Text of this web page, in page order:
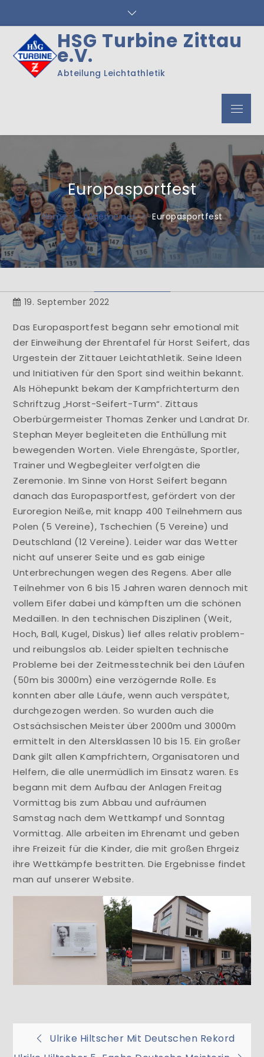
content
HSG Turbine Zittau
e.V.
Abteilung Leichtathletik
Menu
Europasportfest
Home Allgemeines Europasportfest
Herzlich Willkommen
Learn More
19. September 2022
Das Europasportfest begann sehr emotional mit
der Einweihung der Ehrentafel für Horst Seifert, das
Urgestein der Zittauer Leichtathletik. Seine Ideen
und Initiativen für den Sport sind weithin bekannt.
Als Höhepunkt bekam der Kampfrichterturm den
Schriftzug „Horst-Seifert-Turm“. Zittaus
Oberbürgermeister Thomas Zenker und Landrat Dr.
Stephan Meyer begleiteten die Enthüllung mit
bewegenden Worten. Viele Ehrengäste, Sportler,
Trainer und Wegbegleiter verfolgten die
Zeremonie. Im Sinne von Horst Seifert begann
danach das Europasportfest, gefördert von der
Euroregion Neiße, mit knapp 400 Teilnehmern aus
Polen (5 Vereine), Tschechien (5 Vereine) und
Deutschland (12 Vereine). Leider war das Wetter
nicht auf unserer Seite und es gab einige
Unterbrechungen wegen des Regens. Aber alle
Teilnehmer von 6 bis 15 Jahren waren dennoch mit
vollem Eifer dabei und kämpften um die schönen
Medaillen. In den technischen Disziplinen (Weit,
Hoch, Ball, Kugel, Diskus) lief alles relativ problem-
und reibungslos ab. Leider spielten technische
Probleme bei der Zeitmesstechnik bei den Läufen
(50m bis 3000m) eine verzögernde Rolle. Es
konnten aber alle Läufe, wenn auch verspätet,
durchgezogen werden. So wurden auch die
Ostsächsischen Meister über 2000m und 3000m
ermittelt in den Altersklassen 10 bis 15. Ein großer
Dank gilt allen Kampfrichtern, Organisatoren und
Helfern, die alle unermüdlich im Einsatz waren. Es
begann mit dem Aufbau der Anlagen Freitag
Vormittag bis zum Abbau und aufräumen
Samstag nach dem Wettkampf und Sonntag
Vormittag. Alle arbeiten im Ehrenamt und geben
ihre Freizeit für die Kinder, die mit großen Ehrgeiz
ihre Wettkämpfe bestritten. Die Ergebnisse findet
man auf unserer Website.
Beitragsnavigation
Ulrike Hiltscher Mit Deutschen Rekord